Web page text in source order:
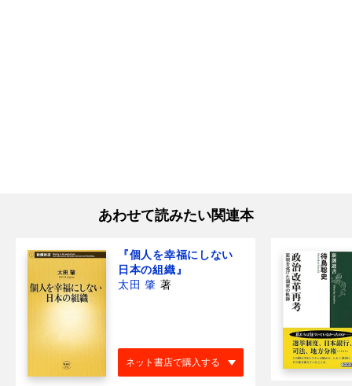
あわせて読みたい関連本
『個人を幸福にしない
日本の組織』
太田 肇 著
ネット書店で購入する